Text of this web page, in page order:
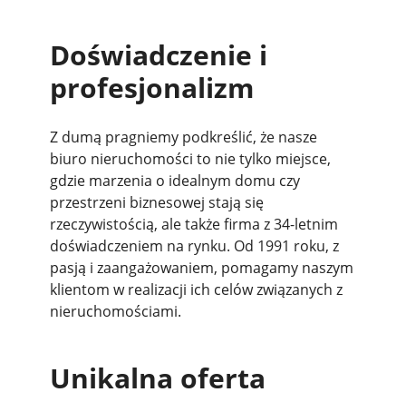
Doświadczenie i
profesjonalizm
Z dumą pragniemy podkreślić, że nasze
biuro nieruchomości to nie tylko miejsce,
gdzie marzenia o idealnym domu czy
przestrzeni biznesowej stają się
rzeczywistością, ale także firma z 34-letnim
doświadczeniem na rynku. Od 1991 roku, z
pasją i zaangażowaniem, pomagamy naszym
klientom w realizacji ich celów związanych z
nieruchomościami.
Unikalna oferta